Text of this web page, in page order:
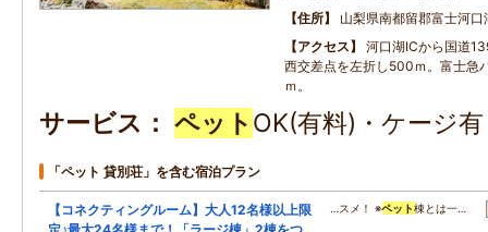
住所
山梨県南都留郡富士河
アクセス
河口湖ICから国道
西交差点を左折し500ｍ。富士急
ｍ。
サービス ペット OK(有料)・ケージ
「ペット 貸別荘」を含む宿泊プラン
【コネクティングルーム】大人12名様以上限
…スメ！ ※ペット棟とは一…